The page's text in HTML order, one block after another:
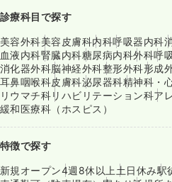
診療科目で探す
美容外科美容皮膚科内科呼吸器内科
血液内科腎臓内科糖尿病内科外科呼
消化器外科脳神経外科整形外科形成
耳鼻咽喉科皮膚科泌尿器科精神科・
リウマチ科リハビリテーション科ア
緩和医療科（ホスピス）
特徴で探す
新規オープン4週8休以上 土日休み駅